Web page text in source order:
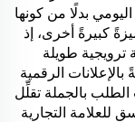
بدلًا من كونها
كبيرةً أخرى، إذ
طويلة
الرقمية
بالجملة تقلِّل
للعلامة التجارية